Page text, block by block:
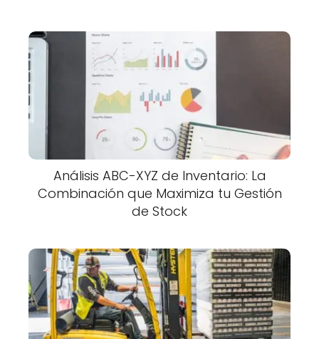
Análisis ABC-XYZ de Inventario: La
Combinación que Maximiza tu Gestión
de Stock